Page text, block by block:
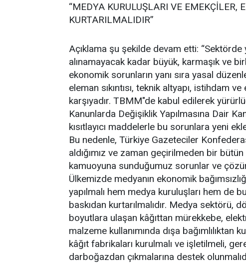
“MEDYA KURULUŞLARI VE EMEKÇİLER,
KURTARILMALIDIR”
Açıklama şu şekilde devam etti: “Sektörde
alınamayacak kadar büyük, karmaşık ve
ekonomik sorunların yanı sıra yasal
eleman sıkıntısı, teknik altyapı, istihdam
karşıyadır. TBMM"de kabul edilerek
Kanunlarda Değişiklik Yapılmasına Dair
kısıtlayıcı maddelerle bu sorunlara yeni
Bu nedenle, Türkiye Gazeteciler
aldığımız ve zaman geçirilmeden bir
kamuoyuna sunduğumuz sorunlar ve
Ülkemizde medyanın ekonomik
yapılmalı hem medya kuruluşları hem de
baskıdan kurtarılmalıdır. Medya sektörü,
boyutlara ulaşan kâğıttan mürekkebe,
malzeme kullanımında dışa bağımlılıktan
kâğıt fabrikaları kurulmalı ve işletilmeli,
darboğazdan çıkmalarına destek